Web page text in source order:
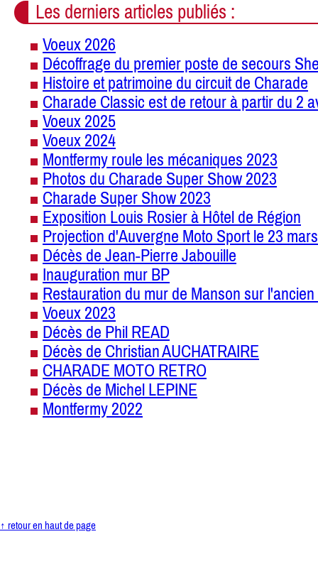
Les derniers articles publiés :
Voeux 2026
Décoffrage du premier poste de secours
Histoire et patrimoine du circuit de Charade
Charade Classic est de retour à partir du 2
Voeux 2025
Voeux 2024
Montfermy roule les mécaniques 2023
Photos du Charade Super Show 2023
Charade Super Show 2023
Exposition Louis Rosier à Hôtel de Région
Projection d'Auvergne Moto Sport le 23 mars
Décès de Jean-Pierre Jabouille
Inauguration mur BP
Restauration du mur de Manson sur
Voeux 2023
Décès de Phil READ
Décès de Christian AUCHATRAIRE
CHARADE MOTO RETRO
Décès de Michel LEPINE
Montfermy 2022
↑ retour en haut de page